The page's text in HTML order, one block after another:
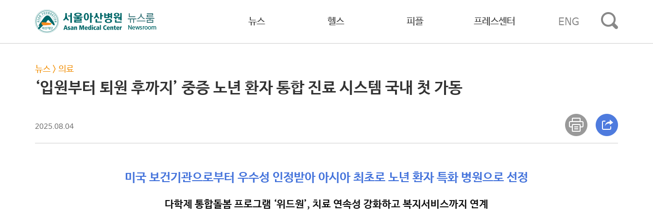
뉴스 헬스 피플 프레스센터 ENG
뉴스 > 의료
‘입원부터 퇴원 후까지’ 중증 노년 환자 통합 진료 시스템 국내 첫 가동
2025.08.04
미국 보건기관으로부터 우수성 인정받아 아시아 최초로 노년 환자 특화 병원으로 선정
다학제 통합돌봄 프로그램 ‘위드원’, 치료 연속성 강화하고 복지서비스까지 연계